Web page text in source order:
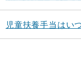
児童扶養手当はい